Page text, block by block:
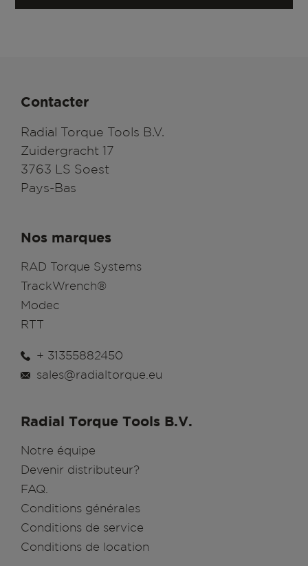
Contacter
Radial Torque Tools B.V.
Zuidergracht 17
3763 LS Soest
Pays-Bas
Nos marques
RAD Torque Systems
TrackWrench®
Modec
RTT
+ 31355882450
sales@radialtorque.eu
Radial Torque Tools B.V.
Notre équipe
Devenir distributeur?
FAQ.
Conditions générales
Conditions de service
Conditions de location